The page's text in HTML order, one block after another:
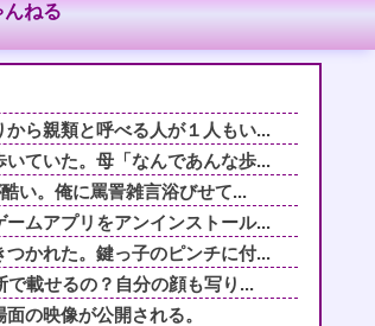
んねる
ら親類と呼べる人が１人もい...
ていた。母「なんであんな歩...
い。俺に罵詈雑言浴びせて...
ムアプリをアンインストール...
かれた。鍵っ子のピンチに付...
載せるの？自分の顔も写り...
の映像が公開される。